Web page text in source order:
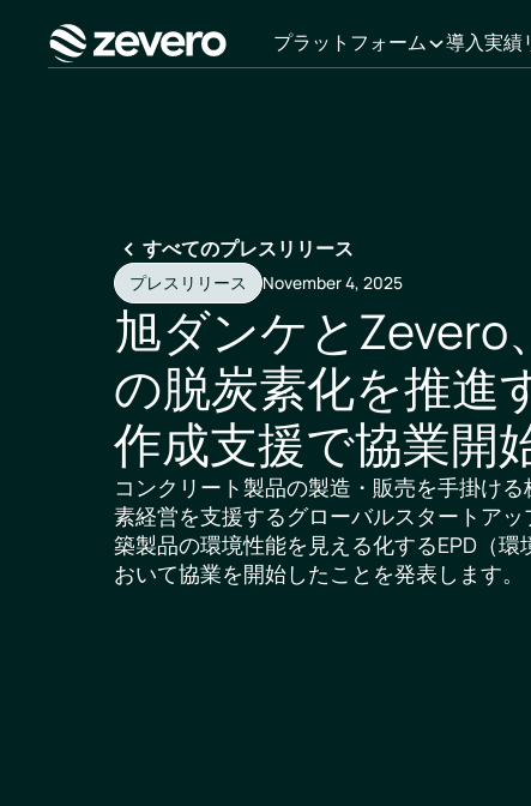
ホーム
プラットフォーム 導入実績
すべてのプレスリリース
プレスリリース November 4, 2025
旭ダンケとZevero
の脱炭素化を推進
作成支援で協業開
コンクリート製品の製造・販売を手掛け
素経営を支援するグローバルスタートア
築製品の環境性能を見える化するEPD（
おいて協業を開始したことを発表します。